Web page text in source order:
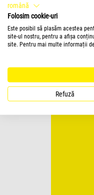
română
Folosim cookie-uri
Este posibil să plasăm acestea
site-ul nostru, pentru a afișa
site. Pentru mai multe informații
Refuză